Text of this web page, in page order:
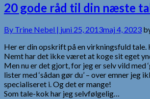
20 gode råd til din næste
By Trine Nebel | juni 25, 2013maj 4, 2023
Her er din opskrift på en virkningsfuld tale.
Nemt har det ikke været at koge sit eget
Men nu er det gjort, for jeg er selv vild med
lister med ‘sådan gør du’ – over emner jeg
specialiseret i. Og det er mange!
Som tale-kok har jeg selvfølgelig…